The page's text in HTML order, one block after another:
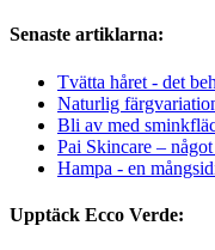
Senaste artiklarna:
Tvätta håret - det
Naturlig
Bli av med
Pai Skincare –
Hampa - en
Upptäck Ecco Verde: